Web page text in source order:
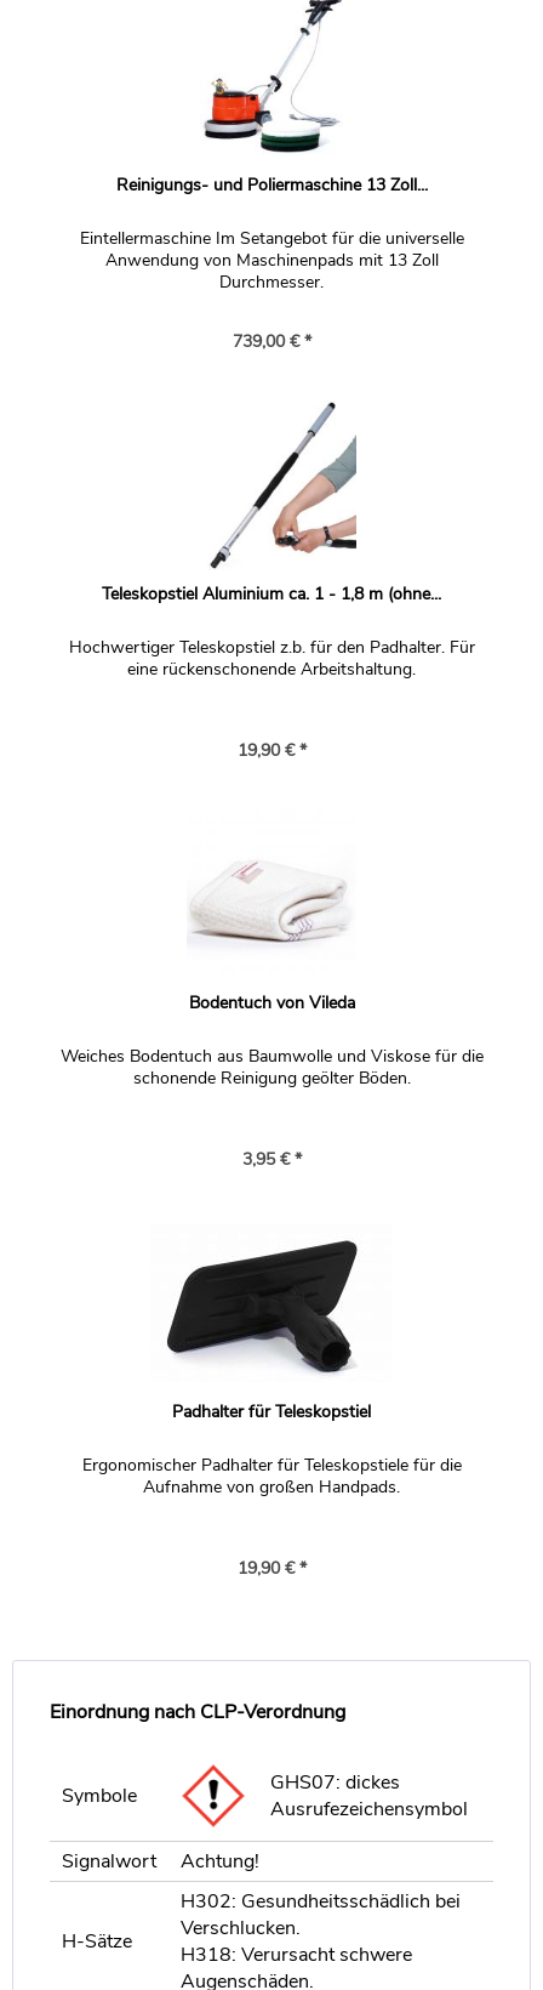
Reinigungs- und Poliermaschine 13 Zoll...
Eintellermaschine Im Setangebot für die universelle
Anwendung von Maschinenpads mit 13 Zoll
Durchmesser.
739,00 € *
Teleskopstiel Aluminium ca. 1 - 1,8 m (ohne...
Hochwertiger Teleskopstiel z.b. für den Padhalter. Für
eine rückenschonende Arbeitshaltung.
19,90 € *
Bodentuch von Vileda
Weiches Bodentuch aus Baumwolle und Viskose für die
schonende Reinigung geölter Böden.
3,95 € *
Padhalter für Teleskopstiel
Ergonomischer Padhalter für Teleskopstiele für die
Aufnahme von großen Handpads.
19,90 € *
Einordnung nach CLP-Verordnung
Symbole
GHS07: dickes
Ausrufezeichensymbol
Signalwort
Achtung!
H-Sätze
H302: Gesundheitsschädlich bei
Verschlucken.
H318: Verursacht schwere
Augenschäden.